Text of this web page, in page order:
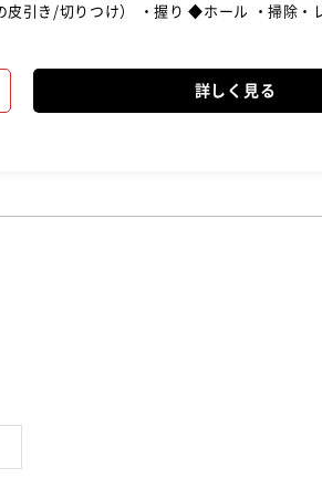
り ◆ホール ・掃除・レジ・配膳 ・ド
詳しく見る